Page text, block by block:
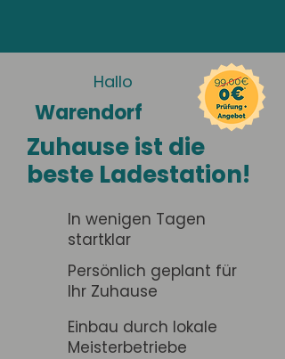
Hallo
Warendorf
Zuhause ist die
beste Ladestation!
In wenigen Tagen
startklar
Persönlich geplant für
Ihr Zuhause
Einbau durch lokale
Meisterbetriebe